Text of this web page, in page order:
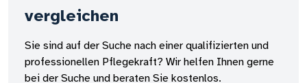
vergleichen
Sie sind auf der Suche nach einer qualifizierten und
professionellen Pflegekraft? Wir helfen Ihnen gerne
bei der Suche und beraten Sie kostenlos.